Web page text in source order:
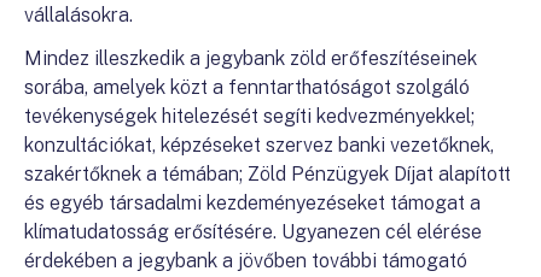
vállalásokra.
Mindez illeszkedik a jegybank zöld erőfeszítéseinek
sorába, amelyek közt a fenntarthatóságot szolgáló
tevékenységek hitelezését segíti kedvezményekkel;
konzultációkat, képzéseket szervez banki vezetőknek,
szakértőknek a témában; Zöld Pénzügyek Díjat alapított
és egyéb társadalmi kezdeményezéseket támogat a
klímatudatosság erősítésére. Ugyanezen cél elérése
érdekében a jegybank a jövőben további támogató